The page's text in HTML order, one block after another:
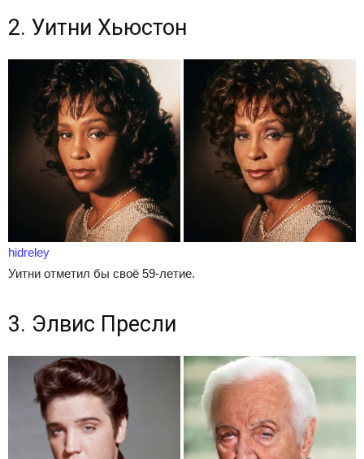
2. Уитни Хьюстон
hidreley
Уитни отметил бы своё 59-летие.
3. Элвис Пресли